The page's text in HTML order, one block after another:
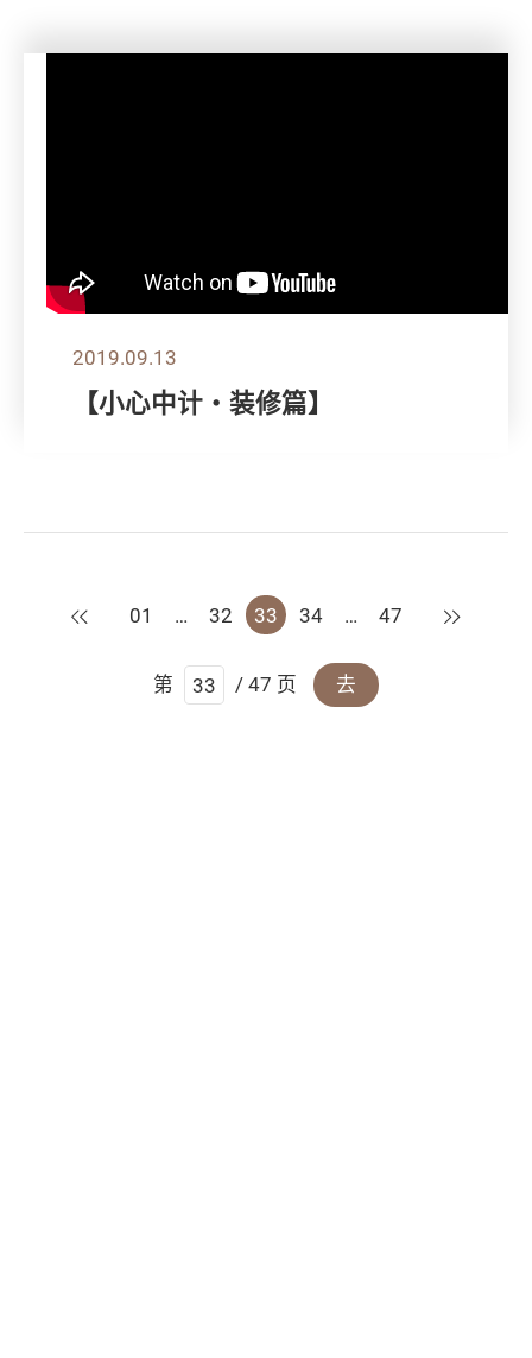
2019.09.13
【小心中计‧装修篇】
上一页
01 … 32 33 34 … 47 下一页
第 / 47 页 去